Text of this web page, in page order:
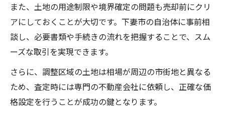
また、土地の用途制限や境界確定の問題も売却前にクリ
アにしておくことが大切です。下妻市の自治体に事前相
談し、必要書類や手続きの流れを把握することで、スム
ーズな取引を実現できます。
さらに、調整区域の土地は相場が周辺の市街地と異なる
ため、査定時には専門の不動産会社に依頼し、正確な価
格設定を行うことが成功の鍵となります。